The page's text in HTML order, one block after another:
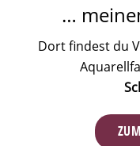
…
Dort findest du